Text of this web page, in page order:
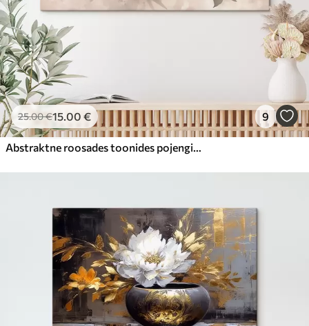
25.00€15.00 € 9
Abstraktne roosades toonides pojengide kimp